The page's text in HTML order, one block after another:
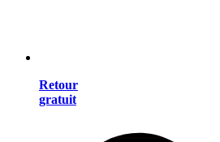
Retour
gratuit